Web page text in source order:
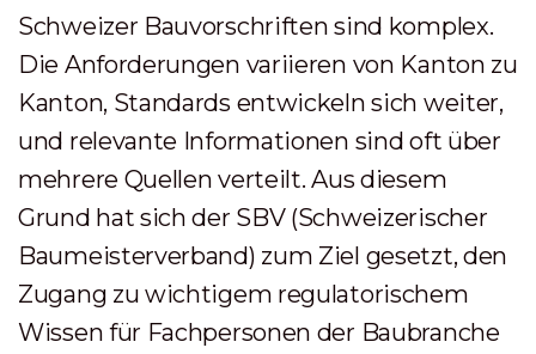
Schweizer Bauvorschriften sind komplex.
Die Anforderungen variieren von Kanton zu
Kanton, Standards entwickeln sich weiter,
und relevante Informationen sind oft über
mehrere Quellen verteilt. Aus diesem
Grund hat sich der SBV (Schweizerischer
Baumeisterverband) zum Ziel gesetzt, den
Zugang zu wichtigem regulatorischem
Wissen für Fachpersonen der Baubranche